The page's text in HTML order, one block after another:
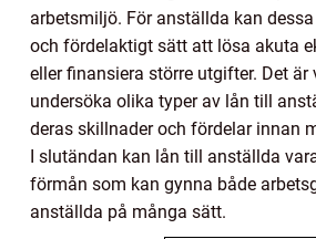
arbetsmiljö. För anställda kan
och fördelaktigt sätt att lösa akuta
eller finansiera större utgifter. Det
undersöka olika typer av lån till
deras skillnader och fördelar innan
I slutändan kan lån till anställda
förmån som kan gynna både
anställda på många sätt.